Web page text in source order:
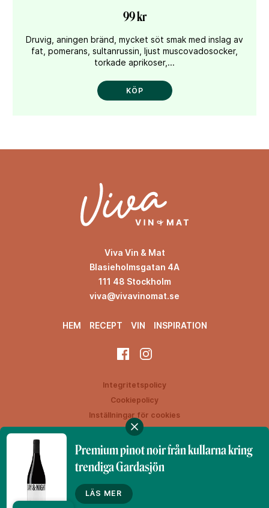
99 kr
Druvig, aningen bränd, mycket söt smak med inslag av
fat, pomerans, sultanrussin, ljust muscovadosocker,
torkade aprikoser,...
KÖP
Viva Vin & Mat
Blasieholmsgatan 4A
111 48 Stockholm
viva@vivavinomat.se
HEM RECEPT VIN INSPIRATION
Integritetspolicy
Cookiepolicy
Inställningar för cookies
Denna webbplats drivs av Vinklubben i Norden AB
© 2026 vivavinomat.se
Premium pinot noir från kullarna kring
trendiga Gardasjön
LÄS MER